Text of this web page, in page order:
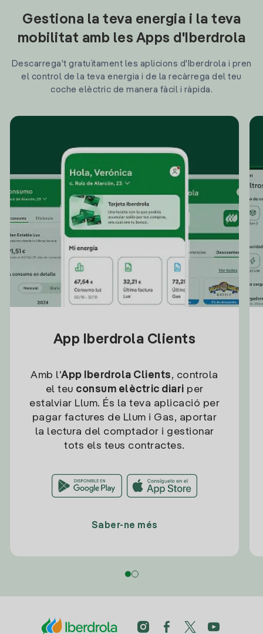
Gestiona la teva energia i la teva
mobilitat amb les Apps d'Iberdrola
Descarrega't gratuïtament les aplicions d'Iberdrola i pren
el control de la teva energia i de la recàrrega del teu
coche elèctric de manera fàcil i ràpida.
App Iberdrola Clients
Amb l'App Iberdrola Clients, controla
el teu consum elèctric diari per
estalviar Llum. És la teva aplicació per
pagar factures de Llum i Gas, aportar
la lectura del comptador i gestionar
tots els teus contractes.
Saber-ne més